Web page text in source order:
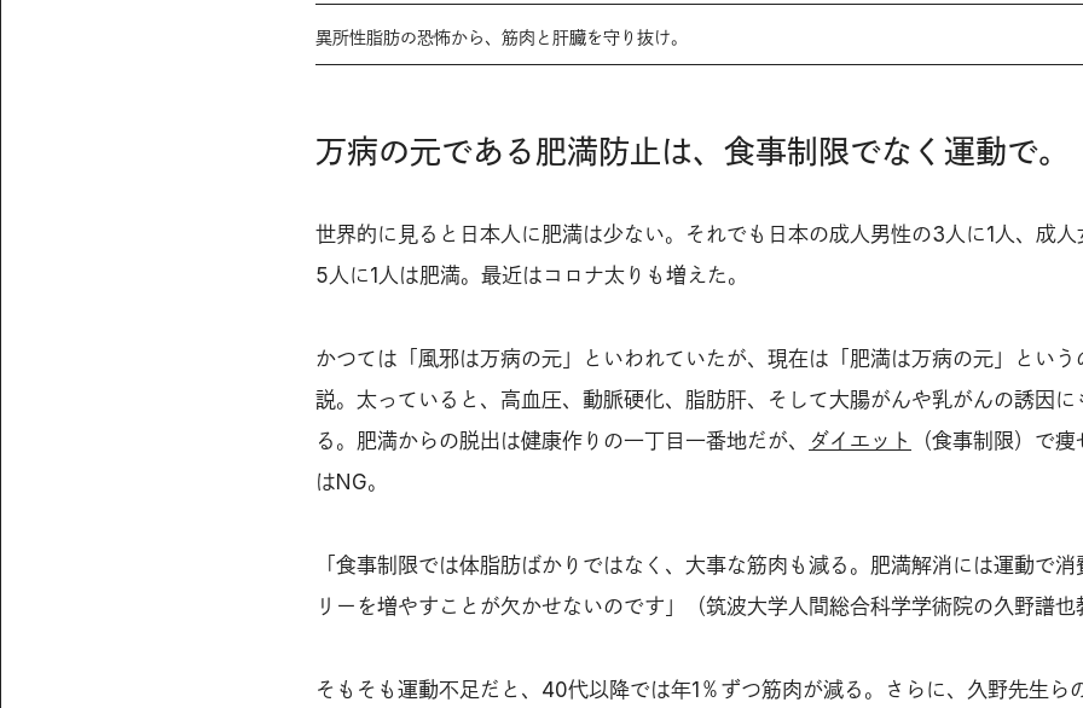
異所性脂肪の恐怖から、筋肉と肝臓を守り抜け。
万病の元である肥満防止は、食事制限でなく運動で。
世界的に見ると日本人に肥満は少ない。それでも日本の成人男性の3人に1人、成人
5人に1人は肥満。最近はコロナ太りも増えた。
かつては「風邪は万病の元」といわれていたが、現在は「肥満は万病の元」という
説。太っていると、高血圧、動脈硬化、脂肪肝、そして大腸がんや乳がんの誘因に
る。肥満からの脱出は健康作りの一丁目一番地だが、
ダイエット
（食事制限）で
はNG。
「食事制限では体脂肪ばかりではなく、大事な筋肉も減る。肥満解消には運動で消
リーを増やすことが欠かせないのです」（筑波大学人間総合科学学術院の久野譜也
そもそも運動不足だと、40代以降では年1％ずつ筋肉が減る。さらに、久野先生ら